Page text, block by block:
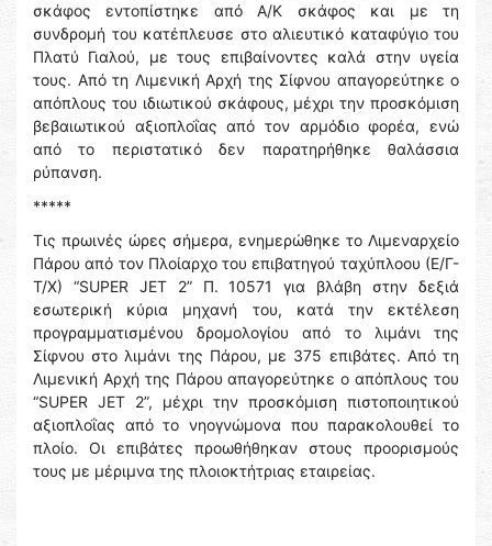
σκάφος εντοπίστηκε από Α/Κ σκάφος και με τη
συνδρομή του κατέπλευσε στο αλιευτικό καταφύγιο του
Πλατύ Γιαλού, με τους επιβαίνοντες καλά στην υγεία
τους. Από τη Λιμενική Αρχή της Σίφνου απαγορεύτηκε ο
απόπλους του ιδιωτικού σκάφους, μέχρι την προσκόμιση
βεβαιωτικού αξιοπλοΐας από τον αρμόδιο φορέα, ενώ
από το περιστατικό δεν παρατηρήθηκε θαλάσσια
ρύπανση.
*****
Τις πρωινές ώρες σήμερα, ενημερώθηκε το Λιμεναρχείο
Πάρου από τον Πλοίαρχο του επιβατηγού ταχύπλοου (Ε/Γ-
Τ/Χ) “SUPER JET 2” Π. 10571 για βλάβη στην δεξιά
εσωτερική κύρια μηχανή του, κατά την εκτέλεση
προγραμματισμένου δρομολογίου από το λιμάνι της
Σίφνου στο λιμάνι της Πάρου, με 375 επιβάτες. Από τη
Λιμενική Αρχή της Πάρου απαγορεύτηκε ο απόπλους του
“SUPER JET 2”, μέχρι την προσκόμιση πιστοποιητικού
αξιοπλοΐας από το νηογνώμονα που παρακολουθεί το
πλοίο. Οι επιβάτες προωθήθηκαν στους προορισμούς
τους με μέριμνα της πλοιοκτήτριας εταιρείας.